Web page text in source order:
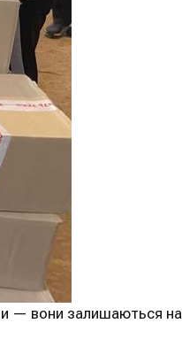
— вони залишаються на